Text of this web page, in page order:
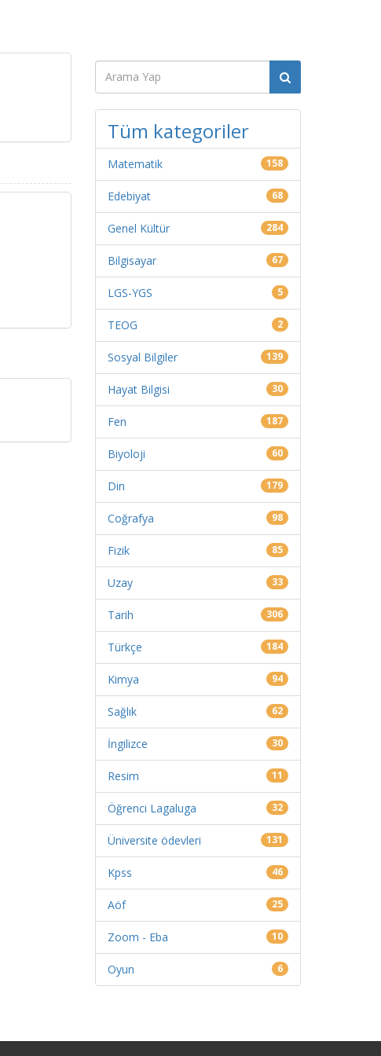
Tüm kategoriler
Matematik 158
Edebiyat 68
Genel Kültür 284
Bilgisayar 67
LGS-YGS 5
TEOG 2
Sosyal Bilgiler 139
Hayat Bilgisi 30
Fen 187
Biyoloji 60
Din 179
Coğrafya 98
Fizik 85
Uzay 33
Tarih 306
Türkçe 184
Kimya 94
Sağlık 62
İngilizce 30
Resim 11
Öğrenci Lagaluga 32
Üniversite ödevleri 131
Kpss 46
Aöf 25
Zoom - Eba 10
Oyun 6